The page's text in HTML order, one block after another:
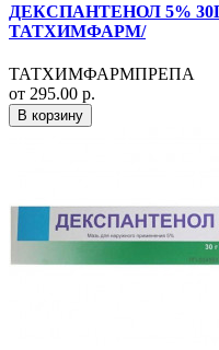
ДЕКСПАНТЕНОЛ 5%
ТАТХИМФАРМ/
ТАТХИМФАРМПРЕПА
от 295.00 р.
В корзину